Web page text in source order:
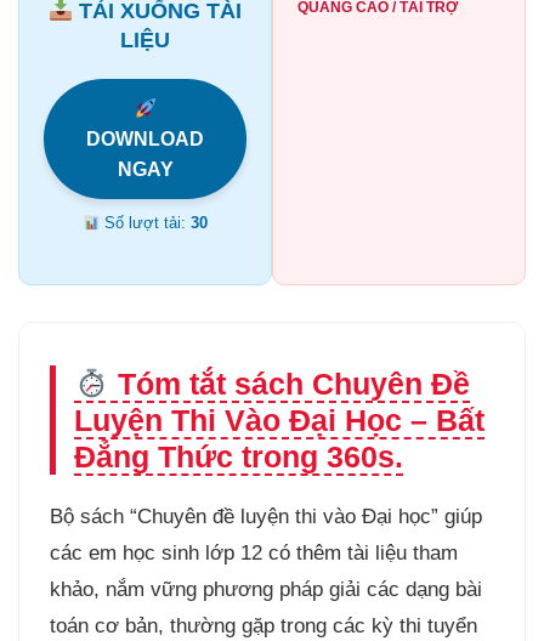
TẢI XUỐNG TÀI
LIỆU
DOWNLOAD
NGAY
Số lượt tải:30
QUẢNG CÁO / TÀI TRỢ
Tóm tắt sách Chuyên Đề
Luyện Thi Vào Đại Học – Bất
Đẳng Thức trong 360s.
Bộ sách “Chuyên đề luyện thi vào Đại học” giúp
các em học sinh lớp 12 có thêm tài liệu tham
khảo, nắm vững phương pháp giải các dạng bài
toán cơ bản, thường gặp trong các kỳ thi tuyển